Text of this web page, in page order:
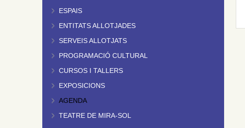
ESPAIS
ENTITATS ALLOTJADES
SERVEIS ALLOTJATS
PROGRAMACIÓ CULTURAL
CURSOS I TALLERS
EXPOSICIONS
AGENDA
TEATRE DE MIRA-SOL